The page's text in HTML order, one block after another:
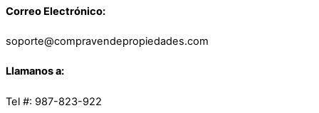
Correo Electrónico:
soporte@compravendepropiedades.com
Llamanos a:
Tel #: 987-823-922